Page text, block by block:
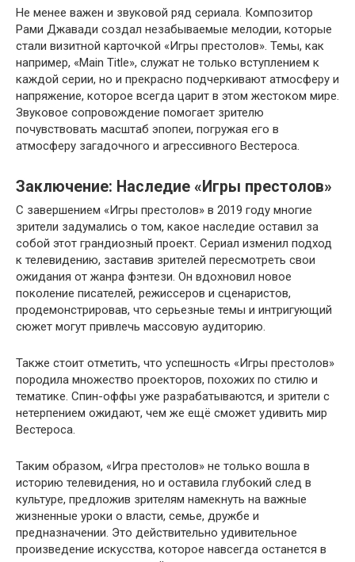
Не менее важен и звуковой ряд сериала. Композитор
Рами Джавади создал незабываемые мелодии, которые
стали визитной карточкой «Игры престолов». Темы, как
например, «Main Title», служат не только вступлением к
каждой серии, но и прекрасно подчеркивают атмосферу и
напряжение, которое всегда царит в этом жестоком мире.
Звуковое сопровождение помогает зрителю
почувствовать масштаб эпопеи, погружая его в
атмосферу загадочного и агрессивного Вестероса.
Заключение: Наследие «Игры престолов»
С завершением «Игры престолов» в 2019 году многие
зрители задумались о том, какое наследие оставил за
собой этот грандиозный проект. Сериал изменил подход
к телевидению, заставив зрителей пересмотреть свои
ожидания от жанра фэнтези. Он вдохновил новое
поколение писателей, режиссеров и сценаристов,
продемонстрировав, что серьезные темы и интригующий
сюжет могут привлечь массовую аудиторию.
Также стоит отметить, что успешность «Игры престолов»
породила множество проекторов, похожих по стилю и
тематике. Спин-оффы уже разрабатываются, и зрители с
нетерпением ожидают, чем же ещё сможет удивить мир
Вестероса.
Таким образом, «Игра престолов» не только вошла в
историю телевидения, но и оставила глубокий след в
культуре, предложив зрителям намекнуть на важные
жизненные уроки о власти, семье, дружбе и
предназначении. Это действительно удивительное
произведение искусства, которое навсегда останется в